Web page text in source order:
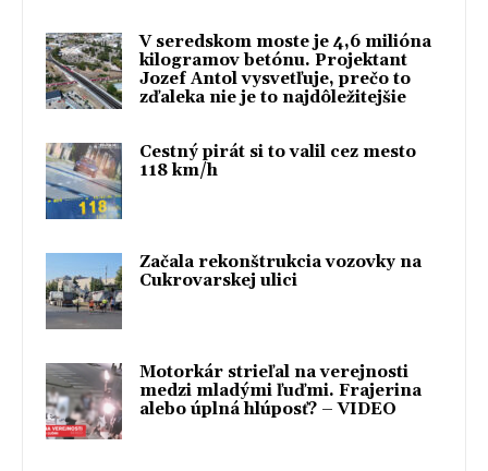
V seredskom moste je 4,6 milióna
kilogramov betónu. Projektant
Jozef Antol vysvetľuje, prečo to
zďaleka nie je to najdôležitejšie
Cestný pirát si to valil cez mesto
118 km/h
Začala rekonštrukcia vozovky na
Cukrovarskej ulici
Motorkár strieľal na verejnosti
medzi mladými ľuďmi. Frajerina
alebo úplná hlúposť? – VIDEO